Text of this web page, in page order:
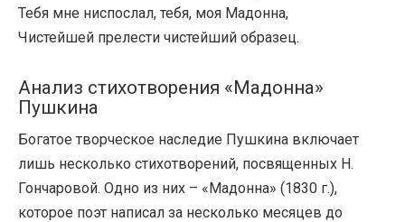
Тебя мне ниспослал, тебя, моя Мадонна,
Чистейшей прелести чистейший образец.
Анализ стихотворения «Мадонна»
Пушкина
Богатое творческое наследие Пушкина включает
лишь несколько стихотворений, посвященных Н.
Гончаровой. Одно из них – «Мадонна» (1830 г.),
которое поэт написал за несколько месяцев до